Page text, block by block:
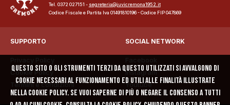
Storia
Squadra 25/26
Tel. 0372 027151 - segreteria@juvicremona1952.it
Codice Fiscale e Partita Iva 01491810196 - Codice FIP 047869
SUPPORTO
Cookie Policy
Termini e condizioni
SOCIAL NETWORK
Instagram
Youtube
Questo sito o gli strumenti terzi da questo utilizzati si avvalgono di
cookie necessari al funzionamento ed utili alle finalità illustrate
nella cookie policy. Se vuoi saperne di più o negare il consenso a tutti